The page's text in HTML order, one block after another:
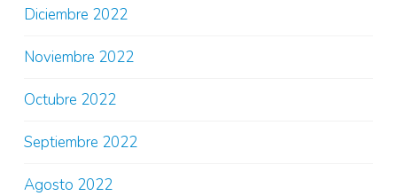
Diciembre 2022
Noviembre 2022
Octubre 2022
Septiembre 2022
Agosto 2022